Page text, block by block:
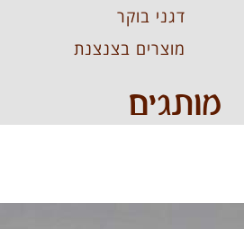
דגני בוקר
מוצרים בצנצנת
מותגים